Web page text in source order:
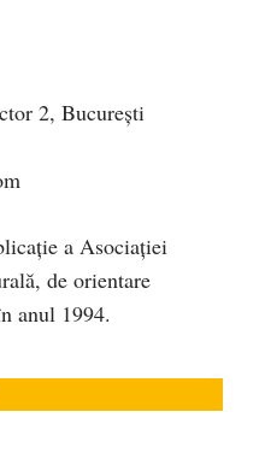
2, București
a Asociaţiei
de orientare
anul 1994.